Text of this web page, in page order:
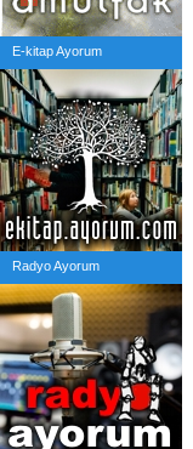
E-kitap Ayorum
Radyo Ayorum